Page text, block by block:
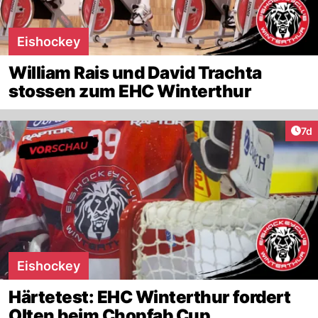
Eishockey
William Rais und David Trachta
stossen zum EHC Winterthur
7d
Eishockey
Härtetest: EHC Winterthur fordert